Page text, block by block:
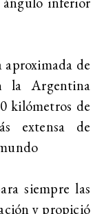
aproximada de
la Argentina
kilómetros de
extensa de
siempre las
y propició